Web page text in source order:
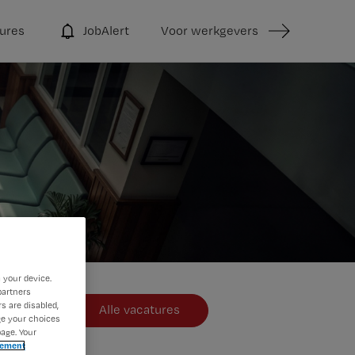
JobAlert Voor werkgevers
Alle vacatures
device.
are disabled,
your choices
Your